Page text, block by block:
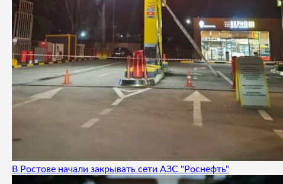
В Ростове начали закрывать сети АЗС "Роснефть"